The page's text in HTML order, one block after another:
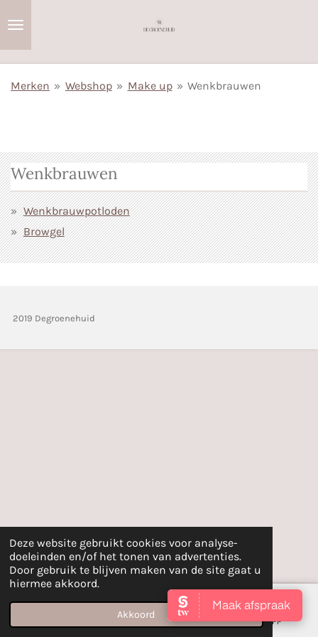
Deze website gebruikt cookies voor analyse-
doeleinden en/of het tonen van advertenties.
Door gebruik te blijven maken van de site gaat u
hiermee akkoord.
Akkoord
hoofdinhoud
Merken » Webshop » Make up » Wenkbrauwen
Wenkbrauwen
Wenkbrauwpotloden
Browgel
2019 Degroenehuid
Instagram